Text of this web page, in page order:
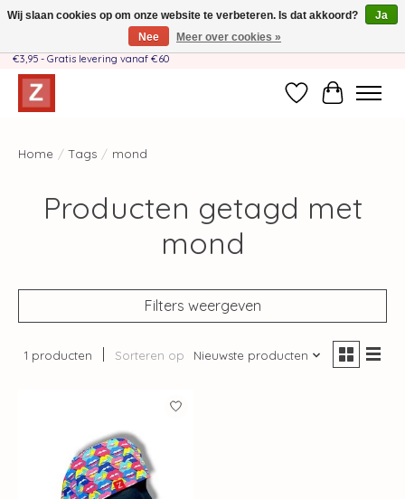
Handgemaakt door moeder-dochterteam❤️ - Verzendkosten BE & NL SLECHTS
€3,95 - Gratis levering vanaf €60
Verlanglijst
Home / Tags / mond
Producten getagd met
mond
Filters weergeven
1 producten Sorteren op Nieuwste producten
Wij slaan cookies op om onze website te verbeteren. Is dat akkoord?
Ja
Nee
Meer over cookies »